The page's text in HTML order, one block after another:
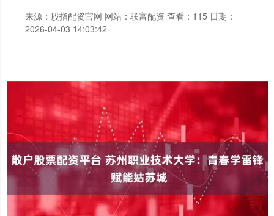
来源：股指配资官网 网站：联富配资 查看：115 日期：
2026-04-03 14:03:42